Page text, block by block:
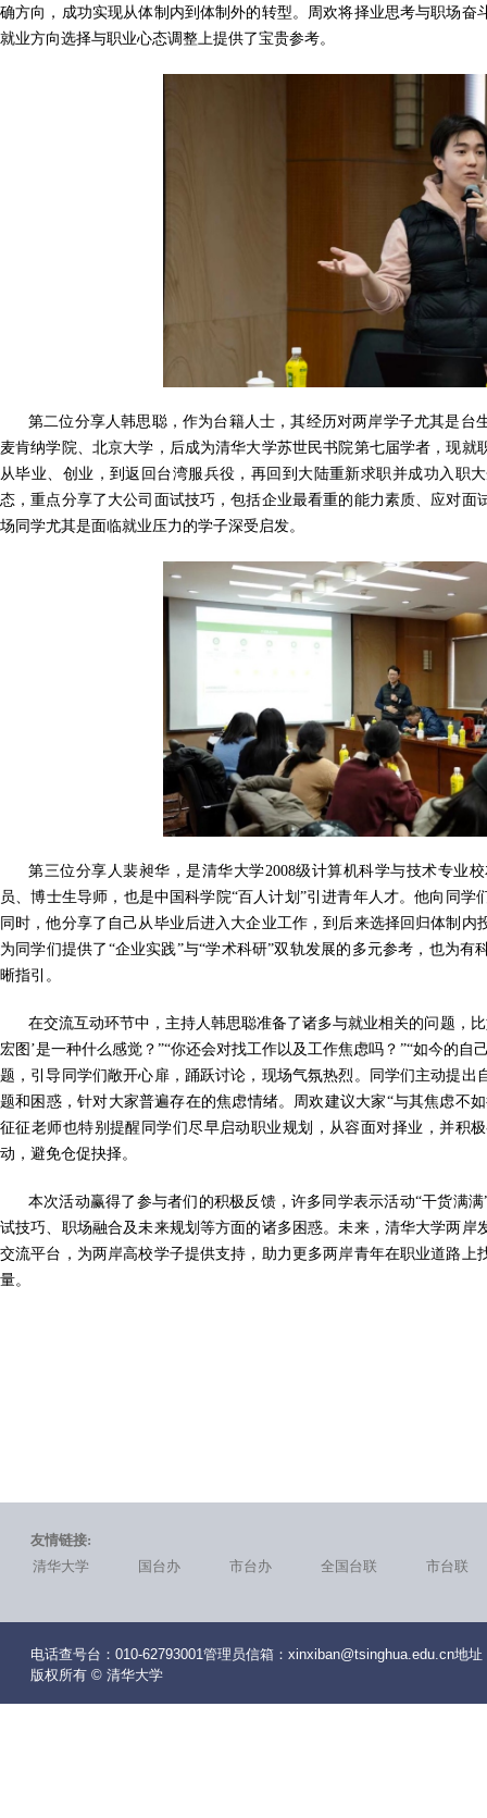
确方向，成功实现从体制内到体制外的转型。周欢将择业思考与职场
就业方向选择与职业心态调整上提供了宝贵参考。
第二位分享人韩思聪，作为台籍人士，其经历对两岸学子尤其是台
麦肯纳学院、北京大学，后成为清华大学苏世民书院第七届学者，现
从毕业、创业，到返回台湾服兵役，再回到大陆重新求职并成功入职
态，重点分享了大公司面试技巧，包括企业最看重的能力素质、应对
场同学尤其是面临就业压力的学子深受启发。
第三位分享人裴昶华，是清华大学2008级计算机科学与技术专业
员、博士生导师，也是中国科学院“百人计划”引进青年人才。他向同
同时，他分享了自己从毕业后进入大企业工作，到后来选择回归体制
为同学们提供了“企业实践”与“学术科研”双轨发展的多元参考，也为
晰指引。
在交流互动环节中，主持人韩思聪准备了诸多与就业相关的问题，
宏图’是一种什么感觉？”“你还会对找工作以及工作焦虑吗？”“如今的
题，引导同学们敞开心扉，踊跃讨论，现场气氛热烈。同学们主动提
题和困惑，针对大家普遍存在的焦虑情绪。周欢建议大家“与其焦虑不
征征老师也特别提醒同学们尽早启动职业规划，从容面对择业，并积
动，避免仓促抉择。
本次活动赢得了参与者们的积极反馈，许多同学表示活动“干货满
试技巧、职场融合及未来规划等方面的诸多困惑。未来，清华大学两
交流平台，为两岸高校学子提供支持，助力更多两岸青年在职业道路
量。
友情链接:
清华大学
国台办 市台办 全国台联 市台联
电话查号台：010-62793001管理员信箱：xinxiban@tsinghua.edu.cn地
版权所有 © 清华大学